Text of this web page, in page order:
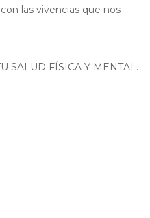
las vivencias que nos
SALUD FÍSICA Y MENTAL.